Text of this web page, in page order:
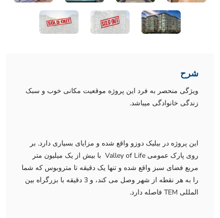
شرح
ویژگی منحصر به فرد این پروژه موقعیت مکانی خوب و سبک
زندگی خانوادگی میباشد.
این پروژه در بیلیک دوزو واقع شده و مزایای بسیاری دارد. بر
روی پارک عمومی Valley of Life با بیش از یک میلیون متر
مربع فضای سبز واقع شده و تنها یک دقیقه تا متروبوس که شما
را به هر نقطه از شهر وصل می کند، و 3 دقیقه با بزرگراه بین
المللی TEM فاصله دارد.